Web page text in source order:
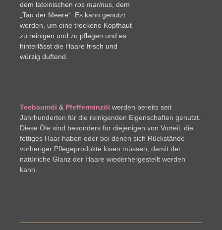
dem lateinischen ros marinus , dem
„Tau der Meere“. Es kann genutzt
werden, um eine trockene Kopfhaut
zu reinigen und zu pflegen und es
hinterlässt die Haare frisch und
würzig duftend.
Teebaumöl & Pfefferminzöl werden bereits seit
Jahrhunderten für die reinigenden Eigenschaften genutzt.
Diese Öle sind besonders für diejenigen von Vorteil, die
fettiges Haar haben oder bei denen sich Rückstände
vorheriger Pflegeprodukte lösen müssen, damit der
natürliche Glanz der Haare wiederhergestellt werden
kann.